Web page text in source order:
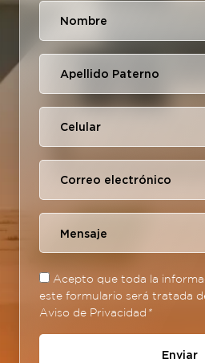
Acepto que toda la
este formulario será tratada
Aviso de Privacidad *
Enviar